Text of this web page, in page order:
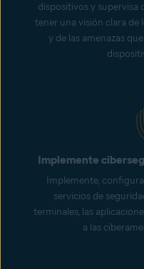
dispositivos y supervisa
tener una visión clara de
y de las amenazas
Implemente
Implemente,
servicios de
terminales, las
a las